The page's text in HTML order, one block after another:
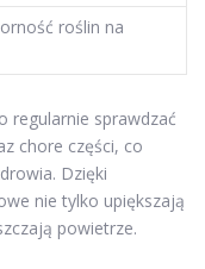
roślin na
regularnie sprawdzać
chore części, co
Dzięki
nie tylko upiększają
powietrze.